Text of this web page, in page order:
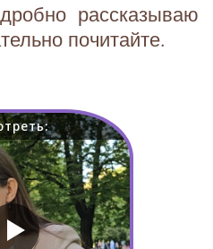
рассказываю
почитайте.